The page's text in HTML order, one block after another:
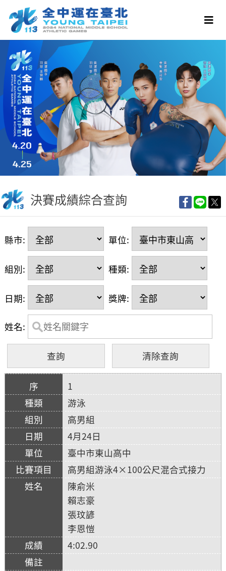
決賽成績綜合查詢
縣市: 單位:
組別: 種類:
日期: 獎牌:
姓名:
1
游泳
高男組
4月24日
臺中市東山高中
高男組游泳4×100公尺混合式接力
陳俞米
賴志豪
張玟諺
李恩愷
4:02.90